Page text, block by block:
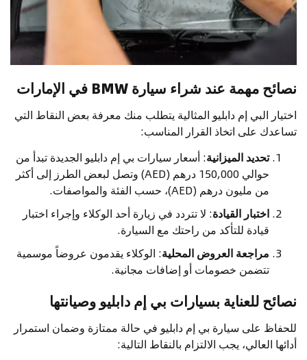
نصائح مهمة عند شراء سيارة BMW في الإمارات
اختيار البي إم دابليو المثالية يتطلب منك معرفة بعض النقاط التي
تساعدك على اتخاذ القرار المناسب:
تحديد الميزانية: أسعار سيارات بي إم دابليو الجديدة تبدأ من
حوالي 150,000 درهم (AED) وتصل لبعض الطرز إلى أكثر
من مليون درهم (AED)، حسب الفئة والمواصفات.
اختبار القيادة: لا تتردد في زيارة أحد الوكلاء وإجراء اختبار
قيادة للتأكد من راحتك مع السيارة.
مراجعة العروض المحلية: الوكلاء يقدمون عروضاً موسمية
تتضمن خصومات أو إضافات مجانية.
نصائح للعناية بسيارات بي إم دابليو وصيانتها
للحفاظ على سيارة بي إم دابليو في حالة ممتازة وضمان استمرار
أدائها العالي، يجب الالتزام بالنقاط التالية: